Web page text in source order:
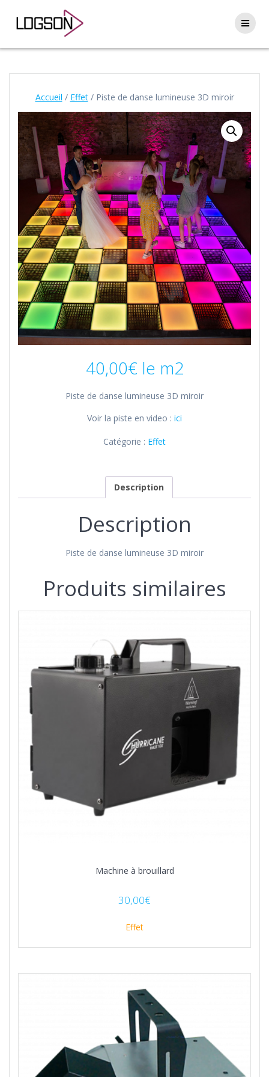
Accueil / Effet/ Piste de danse lumineuse 3D miroir
40,00€ le m2
Piste de danse lumineuse 3D miroir
Voir la piste en video : ici
Catégorie : Effet
Description
Description
Piste de danse lumineuse 3D miroir
Produits similaires
Machine à brouillard
30,00€
Effet